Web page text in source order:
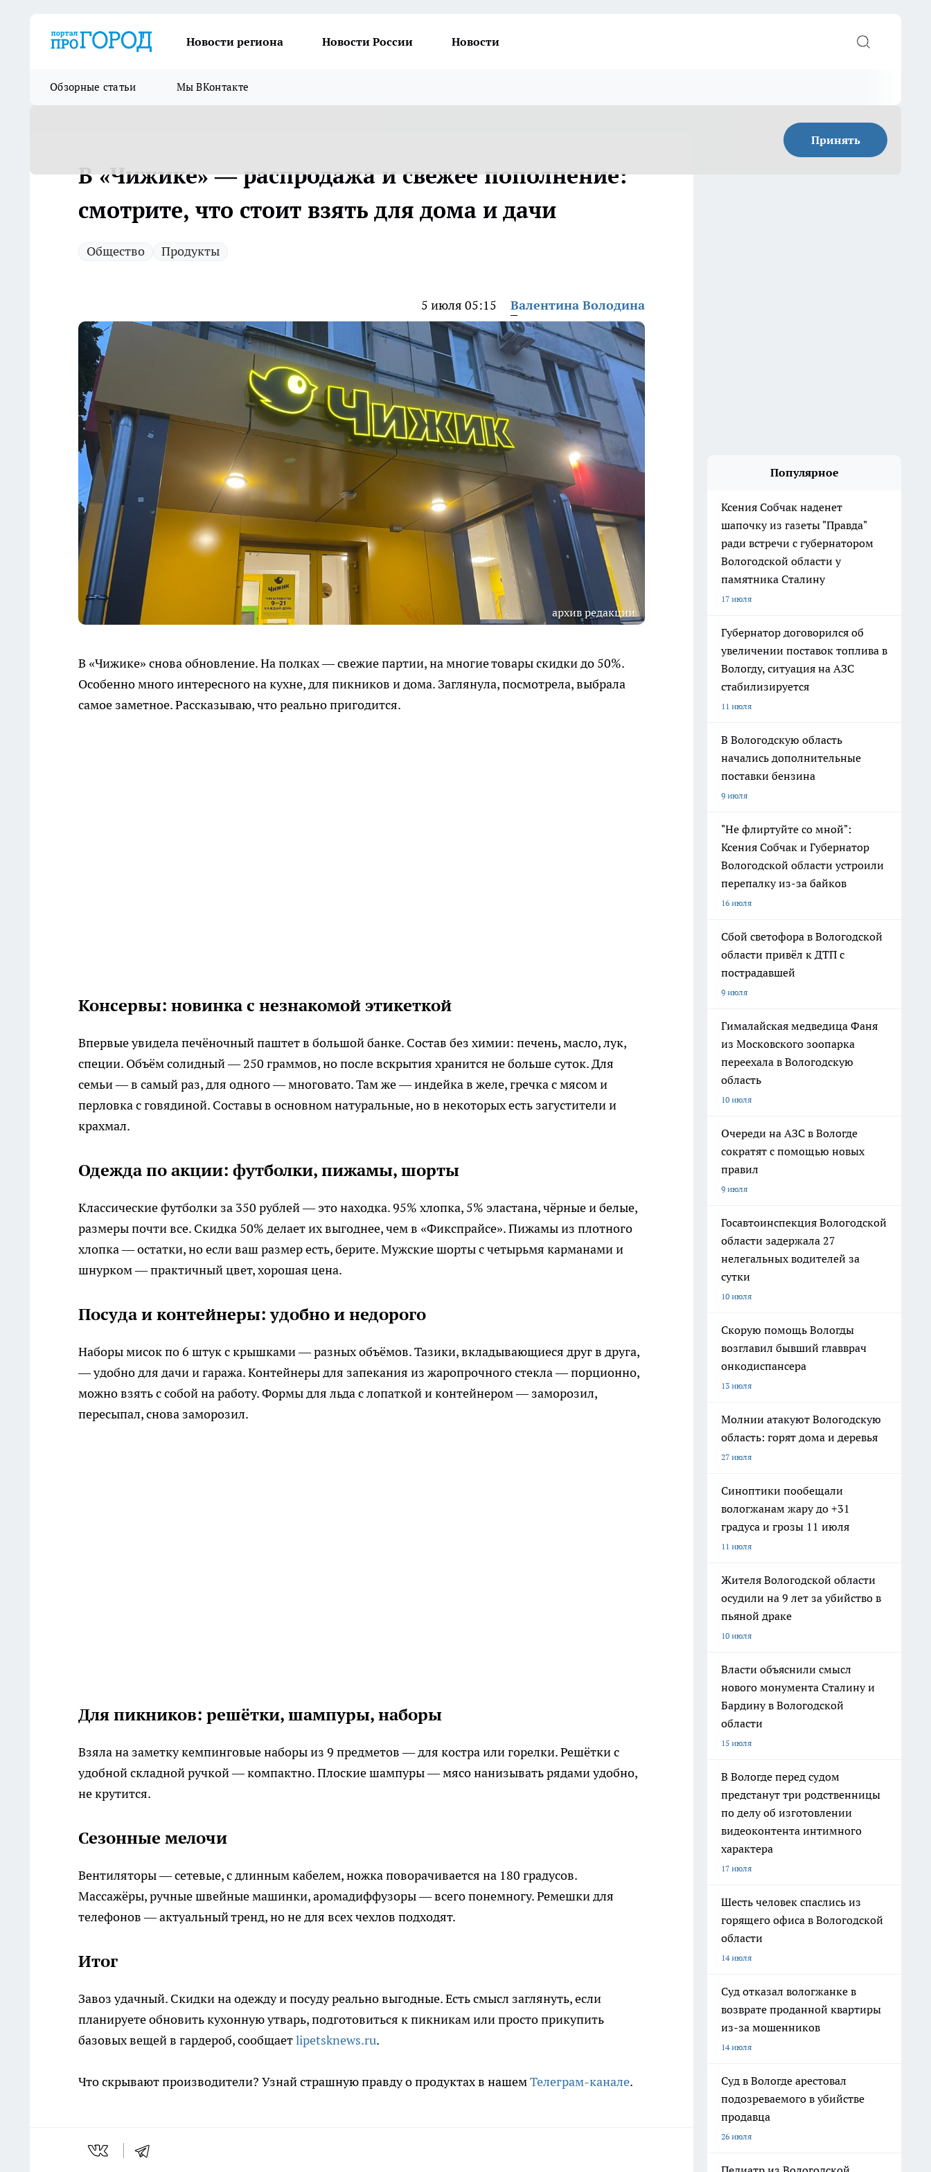
Новости региона Новости России Новости
Обзорные статьи Мы ВКонтакте
Принять
В «Чижике» — распродажа и свежее пополнение:
смотрите, что стоит взять для дома и дачи
Общество Продукты
5 июля 05:15 Валентина Володина
архив редакции
В «Чижике» снова обновление. На полках — свежие партии, на многие товары скидки до 50%.
Особенно много интересного на кухне, для пикников и дома. Заглянула, посмотрела, выбрала
самое заметное. Рассказываю, что реально пригодится.
Консервы: новинка с незнакомой этикеткой
Впервые увидела печёночный паштет в большой банке. Состав без химии: печень, масло, лук,
специи. Объём солидный — 250 граммов, но после вскрытия хранится не больше суток. Для
семьи — в самый раз, для одного — многовато. Там же — индейка в желе, гречка с мясом и
перловка с говядиной. Составы в основном натуральные, но в некоторых есть загустители и
крахмал.
Одежда по акции: футболки, пижамы, шорты
Классические футболки за 350 рублей — это находка. 95% хлопка, 5% эластана, чёрные и белые,
размеры почти все. Скидка 50% делает их выгоднее, чем в «Фикспрайсе». Пижамы из плотного
хлопка — остатки, но если ваш размер есть, берите. Мужские шорты с четырьмя карманами и
шнурком — практичный цвет, хорошая цена.
Посуда и контейнеры: удобно и недорого
Наборы мисок по 6 штук с крышками — разных объёмов. Тазики, вкладывающиеся друг в друга,
— удобно для дачи и гаража. Контейнеры для запекания из жаропрочного стекла — порционно,
можно взять с собой на работу. Формы для льда с лопаткой и контейнером — заморозил,
пересыпал, снова заморозил.
Для пикников: решётки, шампуры, наборы
Взяла на заметку кемпинговые наборы из 9 предметов — для костра или горелки. Решётки с
удобной складной ручкой — компактно. Плоские шампуры — мясо нанизывать рядами удобно,
не крутится.
Сезонные мелочи
Вентиляторы — сетевые, с длинным кабелем, ножка поворачивается на 180 градусов.
Массажёры, ручные швейные машинки, аромадиффузоры — всего понемногу. Ремешки для
телефонов — актуальный тренд, но не для всех чехлов подходят.
Итог
Завоз удачный. Скидки на одежду и посуду реально выгодные. Есть смысл заглянуть, если
планируете обновить кухонную утварь, подготовиться к пикникам или просто прикупить
базовых вещей в гардероб, сообщаетlipetsknews.ru.
Что скрывают производители? Узнай страшную правду о продуктах в нашемТелеграм-канале.
Популярное
Ксения Собчак наденет
шапочку из газеты "Правда"
ради встречи с губернатором
Вологодской области у
памятника Сталину
17 июля
Губернатор договорился об
увеличении поставок топлива в
Вологду, ситуация на АЗС
стабилизируется
11 июля
В Вологодскую область
начались дополнительные
поставки бензина
9 июля
"Не флиртуйте со мной":
Ксения Собчак и Губернатор
Вологодской области устроили
перепалку из-за байков
16 июля
Сбой светофора в Вологодской
области привёл к ДТП с
пострадавшей
9 июля
Гималайская медведица Фаня
из Московского зоопарка
переехала в Вологодскую
область
10 июля
Очереди на АЗС в Вологде
сократят с помощью новых
правил
9 июля
Госавтоинспекция Вологодской
области задержала 27
нелегальных водителей за
сутки
10 июля
Скорую помощь Вологды
возглавил бывший главврач
онкодиспансера
13 июля
Молнии атакуют Вологодскую
область: горят дома и деревья
27 июля
Синоптики пообещали
вологжанам жару до +31
градуса и грозы 11 июля
11 июля
Жителя Вологодской области
осудили на 9 лет за убийство в
пьяной драке
10 июля
Власти объяснили смысл
нового монумента Сталину и
Бардину в Вологодской
области
15 июля
В Вологде перед судом
предстанут три родственницы
по делу об изготовлении
видеоконтента интимного
характера
17 июля
Шесть человек спаслись из
горящего офиса в Вологодской
области
14 июля
Суд отказал вологжанке в
возврате проданной квартиры
из-за мошенников
14 июля
Суд в Вологде арестовал
подозреваемого в убийстве
продавца
26 июля